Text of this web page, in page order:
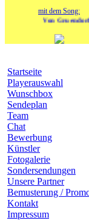
mit dem Song:
Von
Startseite
Playerauswahl
Wunschbox
Sendeplan
Team
Chat
Bewerbung
Künstler
Fotogalerie
Sondersendungen
Unsere Partner
Bemusterung /
Kontakt
Impressum